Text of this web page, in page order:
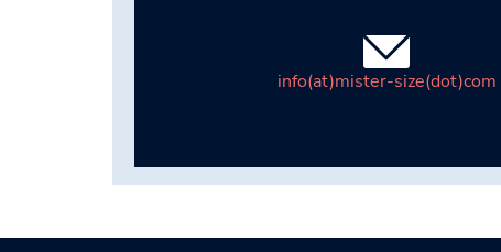
info(at)mister-size(dot)com